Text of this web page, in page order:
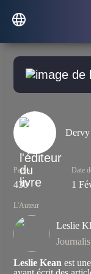
Dervy
Pages
430
Date
1
L'Auteur
Leslie
Leslie Kean est